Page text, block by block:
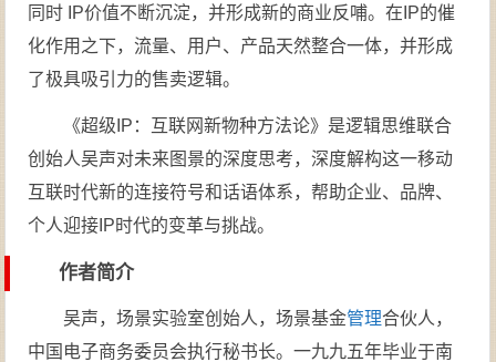
同时 IP价值不断沉淀，并形成新的商业反哺。在IP的催
化作用之下，流量、用户、产品天然整合一体，并形成
了极具吸引力的售卖逻辑。
《超级IP：互联网新物种方法论》是逻辑思维联合
创始人吴声对未来图景的深度思考，深度解构这一移动
互联时代新的连接符号和话语体系，帮助企业、品牌、
个人迎接IP时代的变革与挑战。
作者简介
吴声，场景实验室创始人，场景基金管理合伙人，
中国电子商务委员会执行秘书长。一九九五年毕业于南